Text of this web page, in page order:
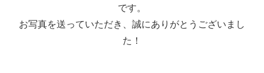
です。
お写真を送っていただき、誠にありがとうございまし
た！